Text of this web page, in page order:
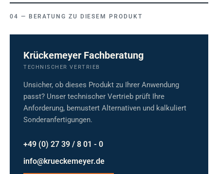
BERATUNG ZU DIESEM PRODUKT
Krückemeyer Fachberatung
TECHNISCHER VERTRIEB
Unsicher, ob dieses Produkt zu Ihrer Anwendung
passt? Unser technischer Vertrieb prüft Ihre
Anforderung, bemustert Alternativen und kalkuliert
Sonderanfertigungen.
+49 (0) 27 39 / 8 01 - 0
info@krueckemeyer.de